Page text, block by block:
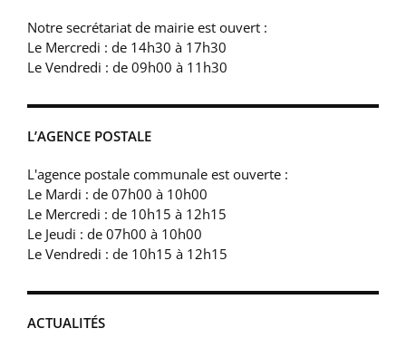
Notre secrétariat de mairie est ouvert :
Le Mercredi : de 14h30 à 17h30
Le Vendredi : de 09h00 à 11h30
L’AGENCE POSTALE
L'agence postale communale est ouverte :
Le Mardi : de 07h00 à 10h00
Le Mercredi : de 10h15 à 12h15
Le Jeudi : de 07h00 à 10h00
Le Vendredi : de 10h15 à 12h15
ACTUALITÉS